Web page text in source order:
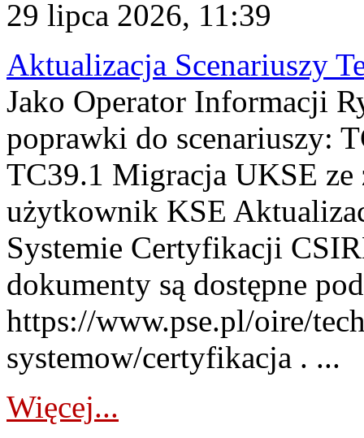
29 lipca 2026, 11:39
Aktualizacja Scenariuszy
Jako Operator Informacji
poprawki do scenariuszy:
TC39.1 Migracja UKSE
użytkownik KSE
Systemie Certyfikacji
dokumenty są dostępne
https://www.pse.pl/oire/
systemow/certyfikacja . ...
Więcej...